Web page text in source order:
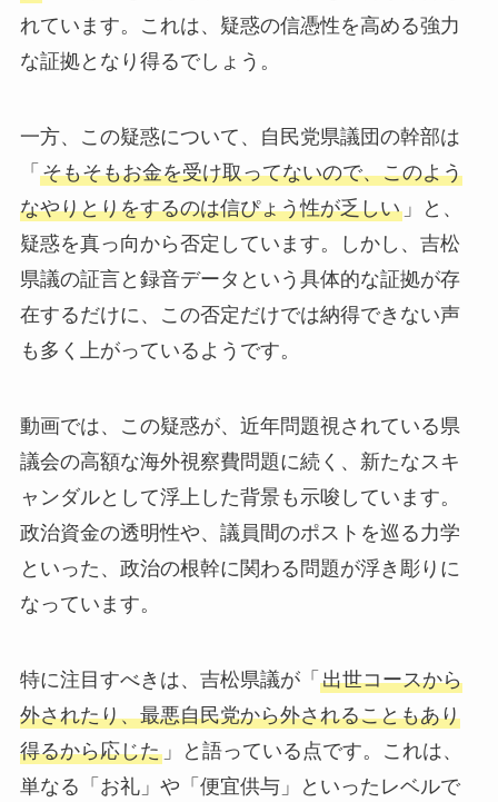
れています。これは、疑惑の信憑性を高める強力
な証拠となり得るでしょう。
一方、この疑惑について、自民党県議団の幹部は
「 そもそもお金を受け取ってないので、このよう
なやりとりをするのは信ぴょう性が乏しい」と、
疑惑を真っ向から否定しています。しかし、吉松
県議の証言と録音データという具体的な証拠が存
在するだけに、この否定だけでは納得できない声
も多く上がっているようです。
動画では、この疑惑が、近年問題視されている県
議会の高額な海外視察費問題に続く、新たなスキ
ャンダルとして浮上した背景も示唆しています。
政治資金の透明性や、議員間のポストを巡る力学
といった、政治の根幹に関わる問題が浮き彫りに
なっています。
特に注目すべきは、吉松県議が「 出世コースから
外されたり、最悪自民党から外されることもあり
得るから応じた」と語っている点です。これは、
単なる「お礼」や「便宜供与」といったレベルで